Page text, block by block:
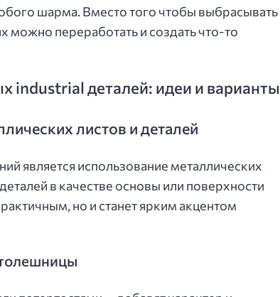
шарма. Вместо того чтобы выбрасывать
можно переработать и создать что-то
industrial деталей: идеи и варианты
листов и деталей
является использование металлических
в качестве основы или поверхности
но и станет ярким акцентом